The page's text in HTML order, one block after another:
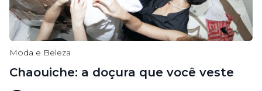
Moda e Beleza
Chaouiche: a doçura que você veste